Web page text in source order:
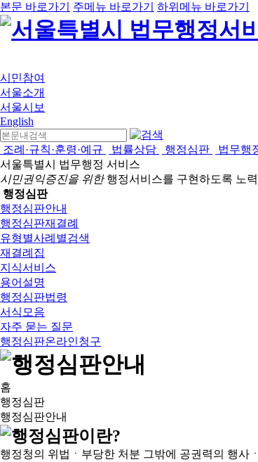
본문 바로가기 주메뉴 바로가기 하위메뉴 바로가기
시민참여
서울소개
서울시보
English
조례·규칙·훈령·예규 법률상담 행정심판 법무행
서울특별시 법무행정 서비스
시민권익증진을 위한행정서비스를 구현하도록 노
행정심판
행정심판안내
행정심판재결례
유형별사례별검색
재결례집
지식서비스
용어설명
행정심판법령
서식모음
자주 묻는 질문
행정심판온라인청구
홈
행정심판
행정심판안내
행정청의 위법ㆍ부당한 처분 그밖에 공권력의 행사